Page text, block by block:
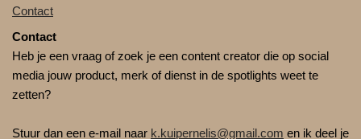
Contact
Contact
Heb je een vraag of zoek je een content creator die op social
media jouw product, merk of dienst in de spotlights weet te
zetten?
Stuur dan een e-mail naar k.kuipernelis@gmail.com en ik deel je